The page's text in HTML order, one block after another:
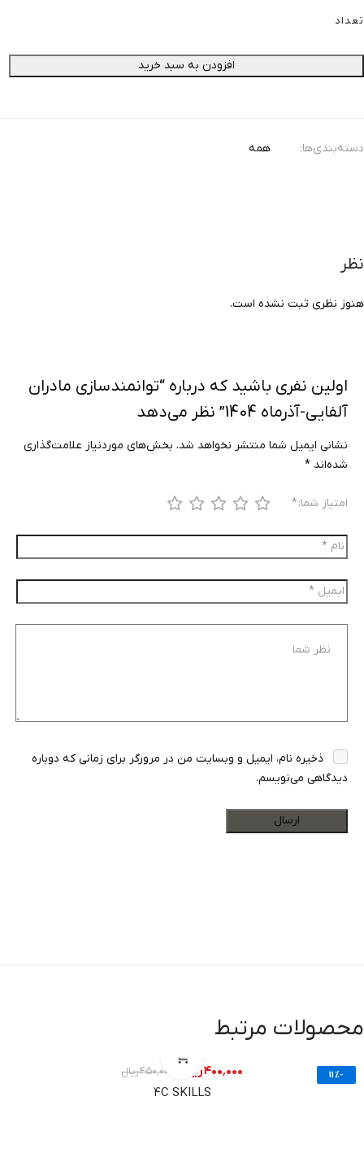
افزودن به سبد خرید
همه
نظری ثبت نشده است.
اولین نفری باشید که درباره “توانمندسازی مادران
آلفایی-آذرماه 1404” نظر می‌دهد
نشانی ایمیل شما منتشر نخواهد شد. بخش‌های موردنیاز علامت‌گذاری
شده‌اند*
امتیاز شما:*
ذخیره نام، ایمیل و وبسایت من در مرورگر برای زمانی که دوباره
دیدگاهی می‌نویسم.
مرتبط
۴۰۰٬۰۰۰ریال ۴۵۰٬۰۰۰ریال
4C SKILLS